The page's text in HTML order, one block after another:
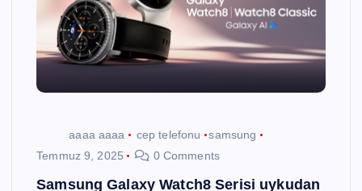
aaaa aaaa cep telefonu
samsung
Temmuz 9, 2025
0 Comments
Samsung Galaxy Watch8 Serisi uykudan